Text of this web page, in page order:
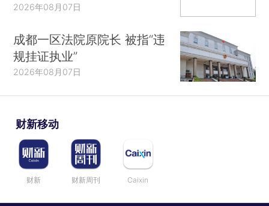
2026年08月07日
成都一区法院原院长 被指“违
规挂证执业”
2026年08月07日
财新移动
财新 财新周刊 Caixin